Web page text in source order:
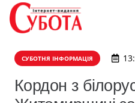
СУБОТНЯ ІНФОРМАЦІЯ
Кордон з